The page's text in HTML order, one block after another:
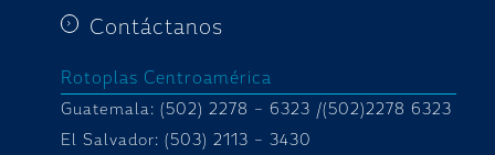
Contáctanos
Rotoplas Centroamérica
Guatemala: (502) 2278 – 6323 /(502)2278 6323
El Salvador: (503) 2113 – 3430